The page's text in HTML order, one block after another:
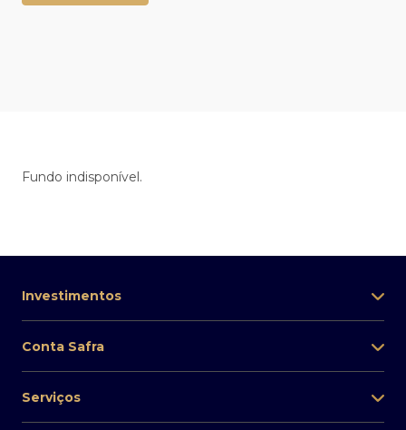
Fundo indisponível.
Investimentos
Conta Safra
Serviços